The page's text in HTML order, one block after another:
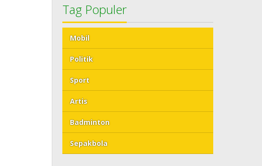
Tag Populer
Mobil
Politik
Sport
Artis
Badminton
Sepakbola